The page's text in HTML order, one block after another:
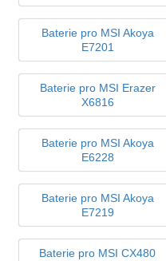
Baterie pro MSI Akoya
E7201
Baterie pro MSI Erazer
X6816
Baterie pro MSI Akoya
E6228
Baterie pro MSI Akoya
E7219
Baterie pro MSI CX480